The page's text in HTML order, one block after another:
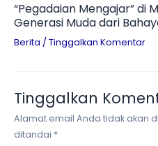
“Pegadaian Mengajar” di MAN 2
Generasi Muda dari
Berita / Tinggalkan Komentar
Tinggalkan
Alamat email Anda tidak akan
ditandai *